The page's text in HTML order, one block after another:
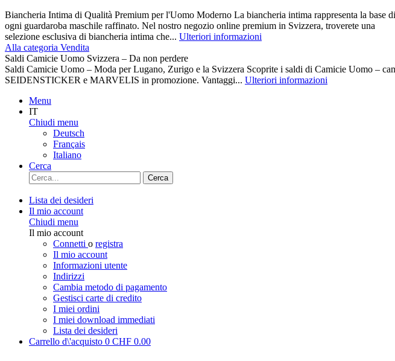
Biancheria Intima di Qualità Premium per l'Uomo Moderno La biancheria intima rappresenta la base di
ogni guardaroba maschile raffinato. Nel nostro negozio online premium in Svizzera, troverete una
selezione esclusiva di biancheria intima che... Ulteriori informazioni
Alla categoria Vendita
Saldi Camicie Uomo Svizzera – Da non perdere
Saldi Camicie Uomo – Moda per Lugano, Zurigo e la Svizzera Scoprite i saldi di Camicie Uomo –
SEIDENSTICKER e MARVELIS in promozione. Vantaggi... Ulteriori informazioni
Menu
IT
Chiudi menu
Deutsch
Français
Italiano
Cerca
Cerca
Lista dei desideri
Il mio account
Chiudi menu
Il mio account
Connetti o registra
Il mio account
Informazioni utente
Indirizzi
Cambia metodo di pagamento
Gestisci carte di credito
I miei ordini
I miei download immediati
Lista dei desideri
Carrello d\'acquisto 0 CHF 0.00